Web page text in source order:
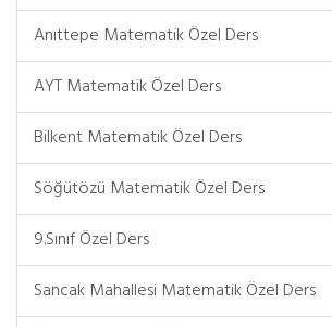
Anıttepe Matematik Özel Ders
AYT Matematik Özel Ders
Bilkent Matematik Özel Ders
Söğütözü Matematik Özel Ders
9.Sınıf Özel Ders
Sancak Mahallesi Matematik Özel Ders